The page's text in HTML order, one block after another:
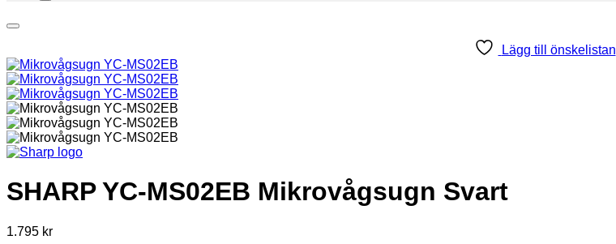
Lägg till önskelistan
SHARP YC-MS02EB Mikrovågsugn Svart
1.795 kr